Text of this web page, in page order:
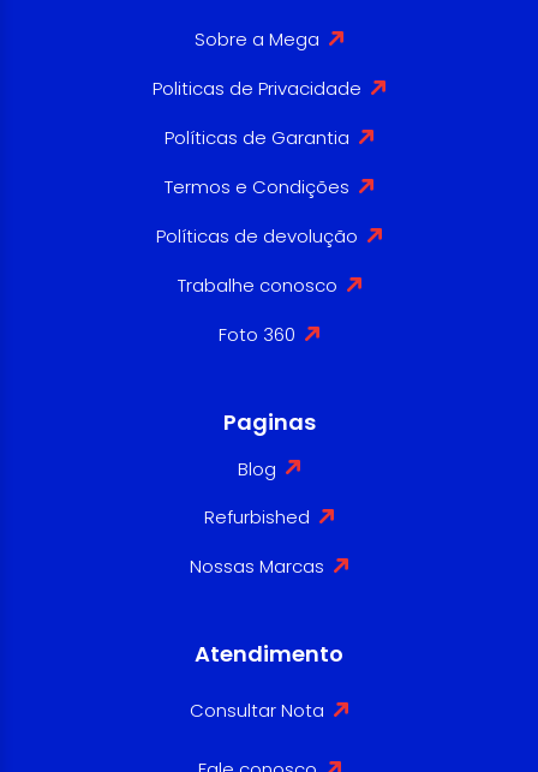
Sobre a Mega
Politicas de Privacidade
Políticas de Garantia
Termos e Condições
Políticas de devolução
Trabalhe conosco
Foto 360
Paginas
Blog
Refurbished
Nossas Marcas
Atendimento
Consultar Nota